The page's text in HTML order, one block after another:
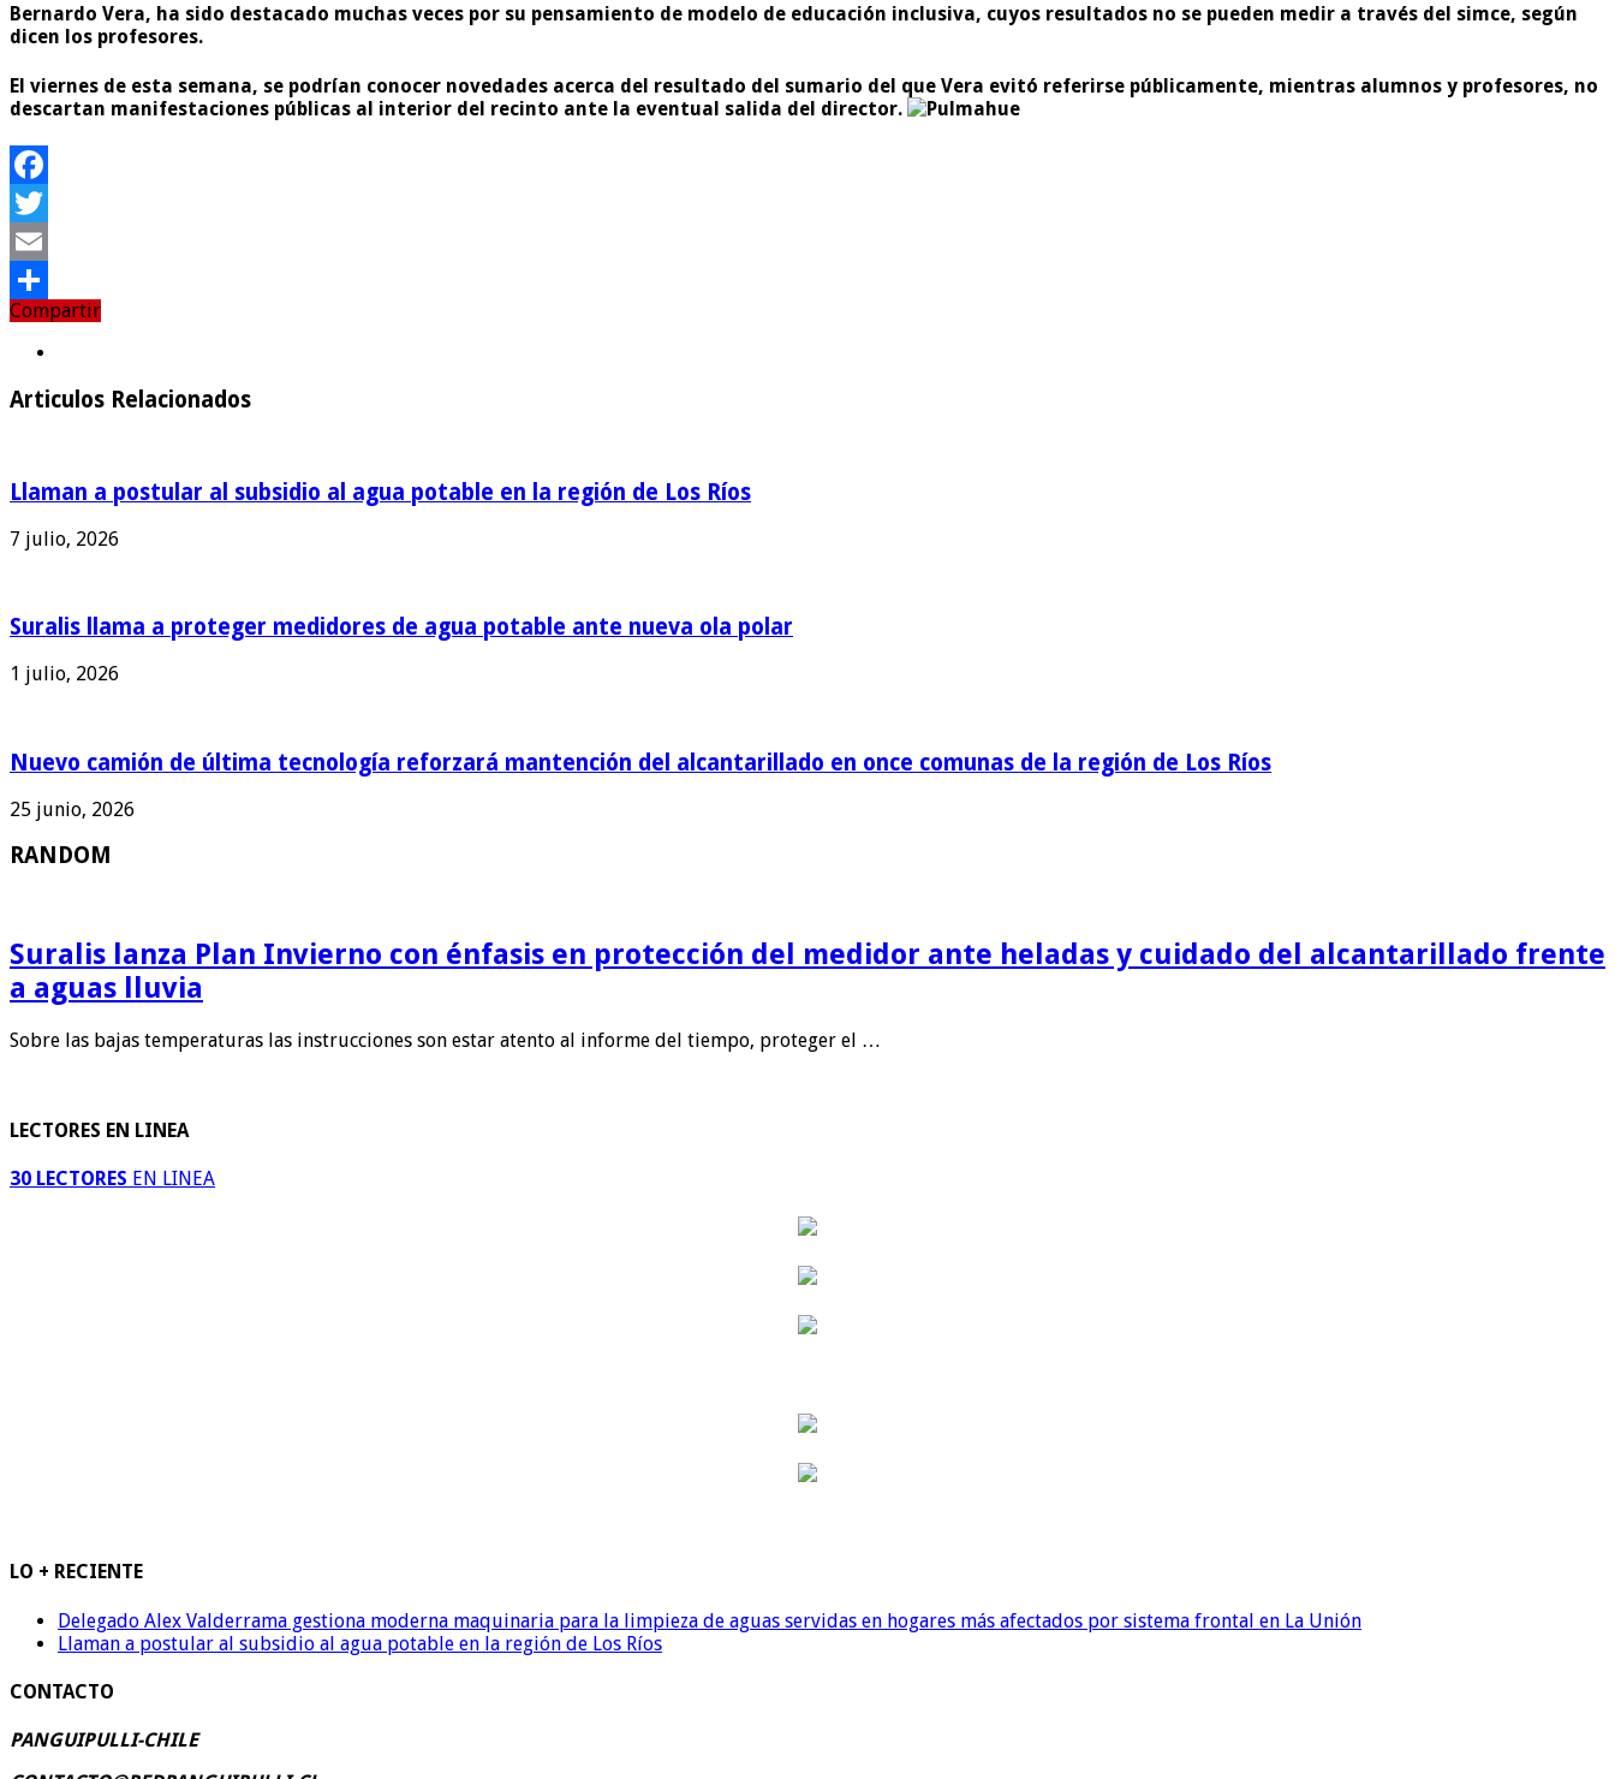
Bernardo Vera, ha sido destacado muchas veces por su pensamiento de modelo de educación inclusiva, cuyos resultados no se pueden medir a través del simce, según
dicen los profesores.
El viernes de esta semana, se podrían conocer novedades acerca del resultado del sumario del que Vera evitó referirse públicamente, mientras alumnos y profesores, no
descartan manifestaciones públicas al interior del recinto ante la eventual salida del director.
Facebook
Twitter
Email
Compartir
Compartir
Articulos Relacionados
Llaman a postular al subsidio al agua potable en la región de Los Ríos
7 julio, 2026
Suralis llama a proteger medidores de agua potable ante nueva ola polar
1 julio, 2026
Nuevo camión de última tecnología reforzará mantención del alcantarillado en once comunas de la región de Los Ríos
25 junio, 2026
RANDOM
Suralis lanza Plan Invierno con énfasis en protección del medidor ante heladas y cuidado del alcantarillado frente
a aguas lluvia
Sobre las bajas temperaturas las instrucciones son estar atento al informe del tiempo, proteger el …
LECTORES EN LINEA
30 LECTORES EN LINEA
LO + RECIENTE
Delegado Alex Valderrama gestiona moderna maquinaria para la limpieza de aguas servidas en hogares más afectados por sistema frontal en La Unión
Llaman a postular al subsidio al agua potable en la región de Los Ríos
CONTACTO
PANGUIPULLI-CHILE